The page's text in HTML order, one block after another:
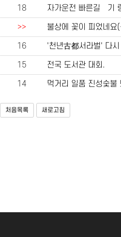
18 자가운전 빠른길찿기
>> 불상에 꽃이 피었네요
16 '천년古都서라벌' 다
15 전국 도서관 대회.
14 먹거리 일품 진성숯불
처음목록 새로고침